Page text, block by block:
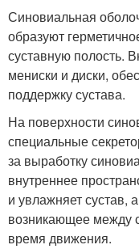
Синовиальная
образуют
суставную полость.
мениски и диски,
поддержку сустава.
На поверхности
специальные
за выработку
внутреннее
и увлажняет сустав,
возникающее между
время движения.